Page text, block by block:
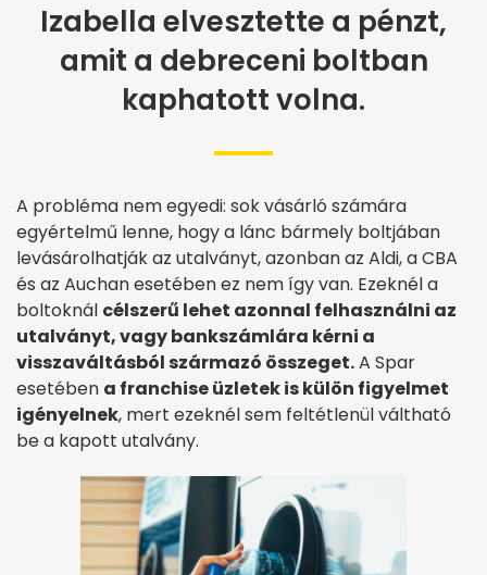
Izabella elvesztette a pénzt,
amit a debreceni boltban
kaphatott volna.
A probléma nem egyedi: sok vásárló számára
egyértelmű lenne, hogy a lánc bármely boltjában
levásárolhatják az utalványt, azonban az Aldi, a CBA
és az Auchan esetében ez nem így van. Ezeknél a
boltoknál célszerű lehet azonnal felhasználni az
utalványt, vagy bankszámlára kérni a
visszaváltásból származó összeget.A Spar
esetében a franchise üzletek is külön figyelmet
igényelnek, mert ezeknél sem feltétlenül váltható
be a kapott utalvány.